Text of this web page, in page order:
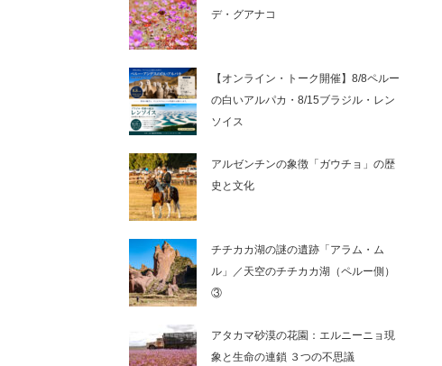
デ・グアナコ
【オンライン・トーク開催】8/8ペルー
の白いアルパカ・8/15ブラジル・レン
ソイス
アルゼンチンの象徴「ガウチョ」の歴
史と文化
チチカカ湖の謎の遺跡「アラム・ム
ル」／天空のチチカカ湖（ペルー側）
③
アタカマ砂漠の花園：エルニーニョ現
象と生命の連鎖 ３つの不思議